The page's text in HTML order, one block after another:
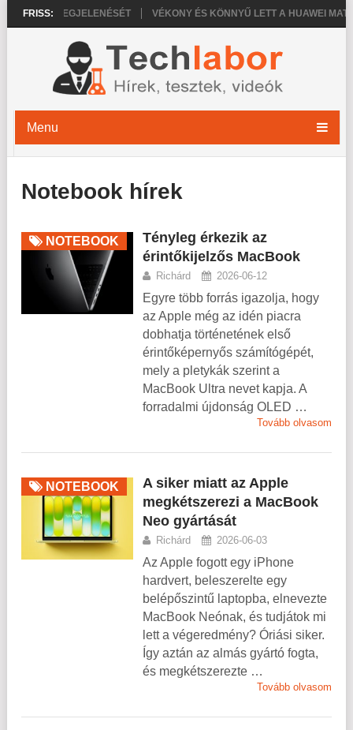
FRISS:
PRO MEGJELENÉSÉT VÉKONY ÉS KÖNNYŰ LETT A HUAWEI MATEPAD
Menu
Notebook hírek
NOTEBOOK
Tényleg érkezik az
érintőkijelzős MacBook
Richárd 2026-06-12
Egyre több forrás igazolja, hogy
az Apple még az idén piacra
dobhatja történetének első
érintőképernyős számítógépét,
mely a pletykák szerint a
MacBook Ultra nevet kapja. A
forradalmi újdonság OLED …
Tovább olvasom
NOTEBOOK
A siker miatt az Apple
megkétszerezi a MacBook
Neo gyártását
Richárd 2026-06-03
Az Apple fogott egy iPhone
hardvert, beleszerelte egy
belépőszintű laptopba, elnevezte
MacBook Neónak, és tudjátok mi
lett a végeredmény? Óriási siker.
Így aztán az almás gyártó fogta,
és megkétszerezte …
Tovább olvasom